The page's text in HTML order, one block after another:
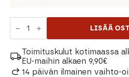
52Bones
Gelsole
3D
määrä
LISÄÄ
Toimituskulut kotimaassa
EU-maihin alkaen 9,90€
14 päivän ilmainen vaihto-